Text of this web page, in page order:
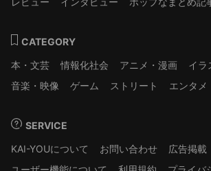
CATEGORY
本・文芸
情報化社会 アニメ・漫画
イラ
音楽・映像
ゲーム ストリート エンタメ
SERVICE
KAI-YOUについて
お問い合わせ
広告掲載